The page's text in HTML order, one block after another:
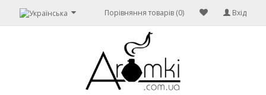
Вхід
Порівняння товарів (0)